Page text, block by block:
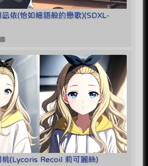
凪依(恰如細語般的戀歌)(SDXL-
桃(Lycoris Recoil 莉可麗絲)